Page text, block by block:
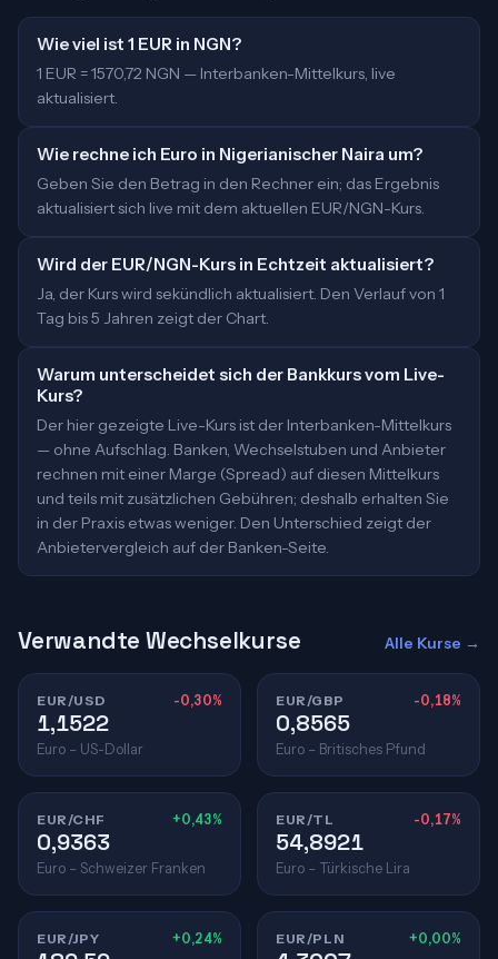
Wie viel ist 1 EUR in NGN?
1 EUR = 1570,72 NGN — Interbanken-Mittelkurs, live
aktualisiert.
Wie rechne ich Euro in Nigerianischer Naira um?
Geben Sie den Betrag in den Rechner ein; das Ergebnis
aktualisiert sich live mit dem aktuellen EUR/NGN-Kurs.
Wird der EUR/NGN-Kurs in Echtzeit aktualisiert?
Ja, der Kurs wird sekündlich aktualisiert. Den Verlauf von 1
Tag bis 5 Jahren zeigt der Chart.
Warum unterscheidet sich der Bankkurs vom Live-
Kurs?
Der hier gezeigte Live-Kurs ist der Interbanken-Mittelkurs
— ohne Aufschlag. Banken, Wechselstuben und Anbieter
rechnen mit einer Marge (Spread) auf diesen Mittelkurs
und teils mit zusätzlichen Gebühren; deshalb erhalten Sie
in der Praxis etwas weniger. Den Unterschied zeigt der
Anbietervergleich auf der Banken-Seite.
Verwandte Wechselkurse Alle Kurse →
EUR/USD -0,30%
1,1522
Euro – US-Dollar
EUR/GBP -0,18%
0,8565
Euro – Britisches Pfund
EUR/CHF +0,43%
0,9363
Euro – Schweizer Franken
EUR/TL -0,17%
54,8921
Euro – Türkische Lira
EUR/JPY +0,24% EUR/PLN +0,00%